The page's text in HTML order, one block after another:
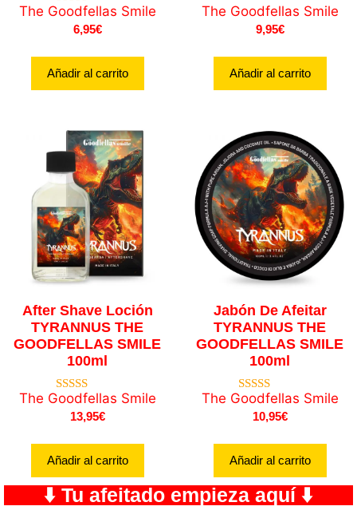
4.33
de 5
The Goodfellas Smile
6,95€
Añadir al carrito
de 5
The Goodfellas Smile
9,95€
Añadir al carrito
After Shave Loción
TYRANNUS THE
GOODFELLAS SMILE
100ml
5.00
de 5
The Goodfellas Smile
13,95€
Añadir al carrito
Jabón De Afeitar
TYRANNUS THE
GOODFELLAS SMILE
100ml
5.00
de 5
The Goodfellas Smile
10,95€
Añadir al carrito
⬇️ Tu afeitado empieza aquí ⬇️